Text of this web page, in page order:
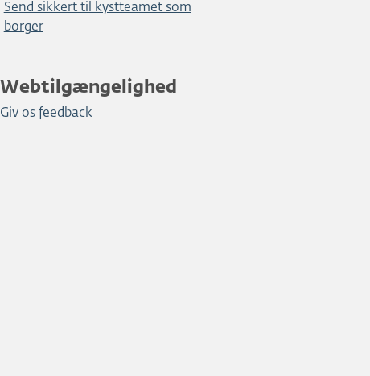
Send sikkert til kystteamet som
borger
Webtilgængelighed
Giv os feedback